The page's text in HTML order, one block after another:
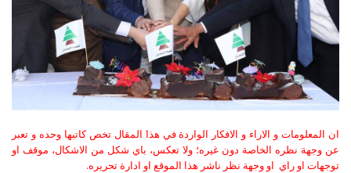
ان المعلومات و الاراء و الافكار الواردة في هذا المقال تخص كاتبها وحده و تعبر
عن وجهة نظره الخاصة دون غيره؛ ولا تعكس، باي شكل من الاشكال، موقف او
توجهات او راي او وجهة نظر ناشر هذا الموقع او ادارة تحريره.